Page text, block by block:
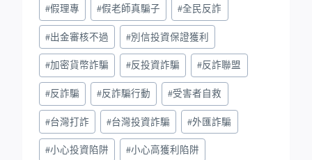
#假理專 #假老師真騙子 #全民反詐
#出金審核不過 #別信投資保證獲利
#加密貨幣詐騙 #反投資詐騙 #反詐聯盟
#反詐騙 #反詐騙行動 #受害者自救
#台灣打詐 #台灣投資詐騙 #外匯詐騙
#小心投資陷阱 #小心高獲利陷阱